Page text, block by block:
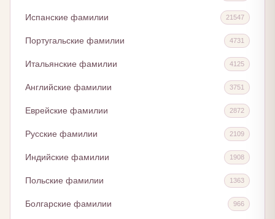
Испанские фамилии 21547
Португальские фамилии 4731
Итальянские фамилии 4125
Английские фамилии 3751
Еврейские фамилии 2872
Русские фамилии 2109
Индийские фамилии 1908
Польские фамилии 1363
Болгарские фамилии 966